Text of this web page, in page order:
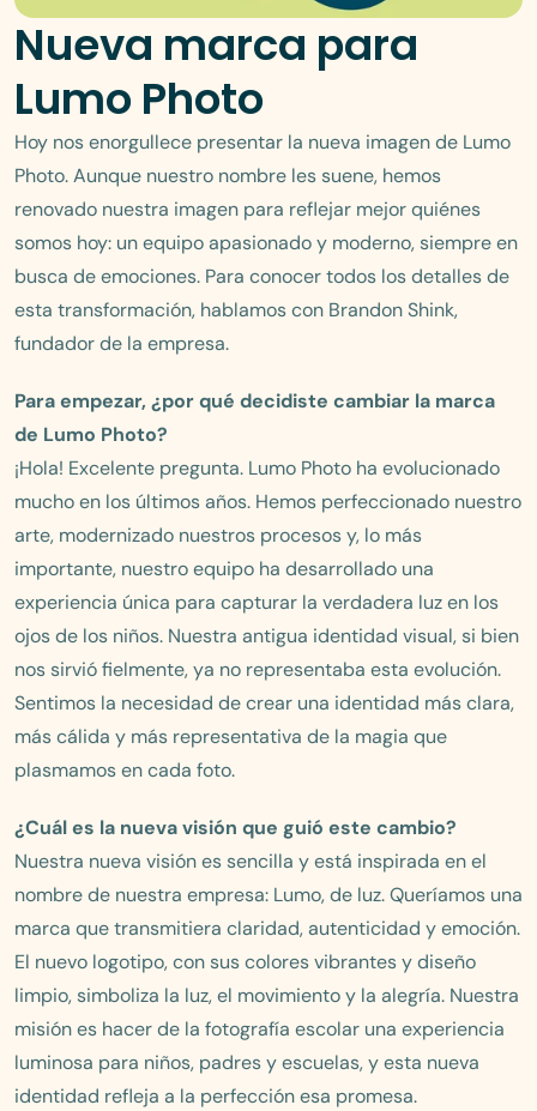
Nueva marca para
Lumo Photo
Hoy nos enorgullece presentar la nueva imagen de Lumo
Photo. Aunque nuestro nombre les suene, hemos
renovado nuestra imagen para reflejar mejor quiénes
somos hoy: un equipo apasionado y moderno, siempre en
busca de emociones. Para conocer todos los detalles de
esta transformación, hablamos con Brandon Shink,
fundador de la empresa.
Para empezar, ¿por qué decidiste cambiar la marca
de Lumo Photo?
¡Hola! Excelente pregunta. Lumo Photo ha evolucionado
mucho en los últimos años. Hemos perfeccionado nuestro
arte, modernizado nuestros procesos y, lo más
importante, nuestro equipo ha desarrollado una
experiencia única para capturar la verdadera luz en los
ojos de los niños. Nuestra antigua identidad visual, si bien
nos sirvió fielmente, ya no representaba esta evolución.
Sentimos la necesidad de crear una identidad más clara,
más cálida y más representativa de la magia que
plasmamos en cada foto.
¿Cuál es la nueva visión que guió este cambio?
Nuestra nueva visión es sencilla y está inspirada en el
nombre de nuestra empresa: Lumo, de luz. Queríamos una
marca que transmitiera claridad, autenticidad y emoción.
El nuevo logotipo, con sus colores vibrantes y diseño
limpio, simboliza la luz, el movimiento y la alegría. Nuestra
misión es hacer de la fotografía escolar una experiencia
luminosa para niños, padres y escuelas, y esta nueva
identidad refleja a la perfección esa promesa.